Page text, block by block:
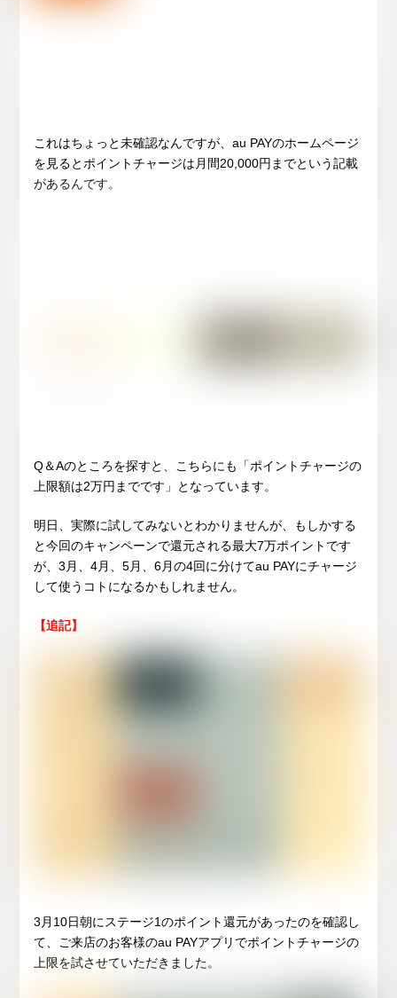
これはちょっと未確認なんですが、au PAYのホームページ
を見るとポイントチャージは月間20,000円までという記載
があるんです。
Q＆Aのところを探すと、こちらにも「ポイントチャージの
上限額は2万円までです」となっています。
明日、実際に試してみないとわかりませんが、もしかする
と今回のキャンペーンで還元される最大7万ポイントです
が、3月、4月、5月、6月の4回に分けてau PAYにチャージ
して使うコトになるかもしれません。
【追記】
3月10日朝にステージ1のポイント還元があったのを確認し
て、ご来店のお客様のau PAYアプリでポイントチャージの
上限を試させていただきました。